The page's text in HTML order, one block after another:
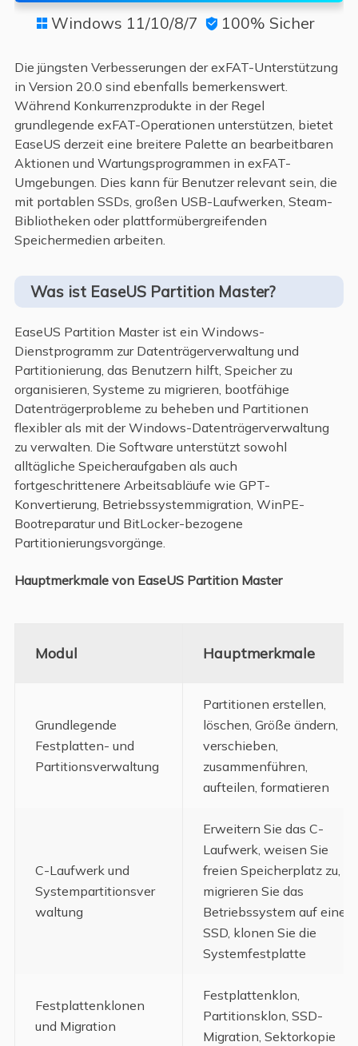
 Windows 11/10/8/7  100% Sicher
Die jüngsten Verbesserungen der exFAT-Unterstützung
in Version 20.0 sind ebenfalls bemerkenswert.
Während Konkurrenzprodukte in der Regel
grundlegende exFAT-Operationen unterstützen, bietet
EaseUS derzeit eine breitere Palette an bearbeitbaren
Aktionen und Wartungsprogrammen in exFAT-
Umgebungen. Dies kann für Benutzer relevant sein, die
mit portablen SSDs, großen USB-Laufwerken, Steam-
Bibliotheken oder plattformübergreifenden
Speichermedien arbeiten.
Was ist EaseUS Partition Master?
EaseUS Partition Master ist ein Windows-
Dienstprogramm zur Datenträgerverwaltung und
Partitionierung, das Benutzern hilft, Speicher zu
organisieren, Systeme zu migrieren, bootfähige
Datenträgerprobleme zu beheben und Partitionen
flexibler als mit der Windows-Datenträgerverwaltung
zu verwalten. Die Software unterstützt sowohl
alltägliche Speicheraufgaben als auch
fortgeschrittenere Arbeitsabläufe wie GPT-
Konvertierung, Betriebssystemmigration, WinPE-
Bootreparatur und BitLocker-bezogene
Partitionierungsvorgänge.
Hauptmerkmale von EaseUS Partition Master
Modul Hauptmerkmale
Grundlegende
Festplatten- und
Partitionsverwaltung
Partitionen erstellen,
löschen, Größe ändern,
verschieben,
zusammenführen,
aufteilen, formatieren
C-Laufwerk und
Systempartitionsver
waltung
Erweitern Sie das C-
Laufwerk, weisen Sie
freien Speicherplatz zu,
migrieren Sie das
Betriebssystem auf eine
SSD, klonen Sie die
Systemfestplatte
Festplattenklonen
und Migration
Festplattenklon,
Partitionsklon, SSD-
Migration, Sektorkopie